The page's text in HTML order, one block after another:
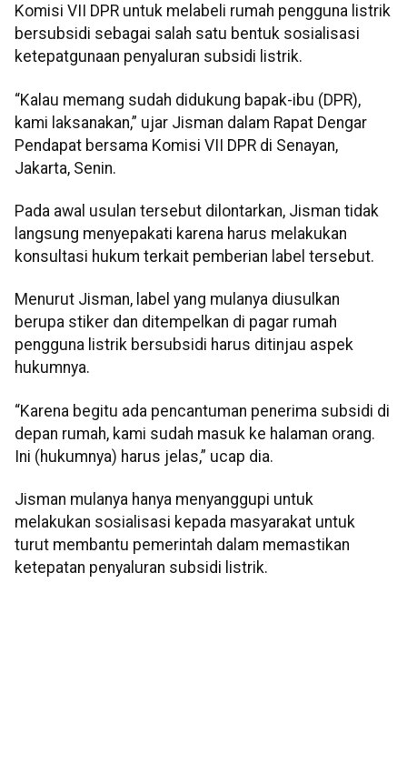
Komisi VII DPR untuk melabeli rumah pengguna listrik
bersubsidi sebagai salah satu bentuk sosialisasi
ketepatgunaan penyaluran subsidi listrik.
“Kalau memang sudah didukung bapak-ibu (DPR),
kami laksanakan,” ujar Jisman dalam Rapat Dengar
Pendapat bersama Komisi VII DPR di Senayan,
Jakarta, Senin.
Pada awal usulan tersebut dilontarkan, Jisman tidak
langsung menyepakati karena harus melakukan
konsultasi hukum terkait pemberian label tersebut.
Menurut Jisman, label yang mulanya diusulkan
berupa stiker dan ditempelkan di pagar rumah
pengguna listrik bersubsidi harus ditinjau aspek
hukumnya.
“Karena begitu ada pencantuman penerima subsidi di
depan rumah, kami sudah masuk ke halaman orang.
Ini (hukumnya) harus jelas,” ucap dia.
Jisman mulanya hanya menyanggupi untuk
melakukan sosialisasi kepada masyarakat untuk
turut membantu pemerintah dalam memastikan
ketepatan penyaluran subsidi listrik.